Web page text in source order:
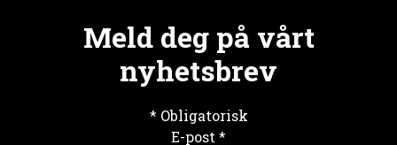
Meld deg på vårt
nyhetsbrev
* Obligatorisk
E-post *